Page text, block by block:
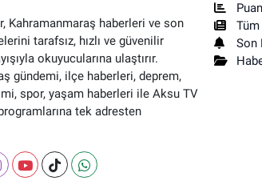
Kahramanmaraş haberleri ve son
tarafsız, hızlı ve güvenilir
okuyucularına ulaştırır.
gündemi, ilçe haberleri, deprem,
spor, yaşam haberleri ile Aksu TV
tek adresten
Son